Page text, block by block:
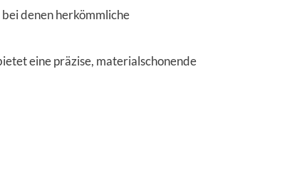
denen herkömmliche
eine präzise, materialschonende